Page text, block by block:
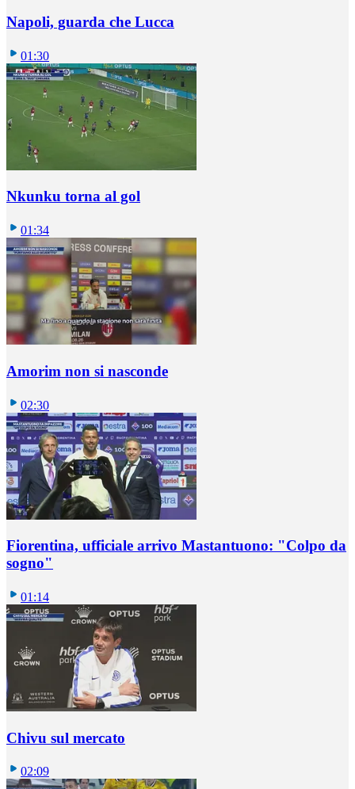
Napoli, guarda che Lucca
01:30
Nkunku torna al gol
01:34
Amorim non si nasconde
02:30
Fiorentina, ufficiale arrivo Mastantuono: "Colpo da
sogno"
01:14
Chivu sul mercato
02:09